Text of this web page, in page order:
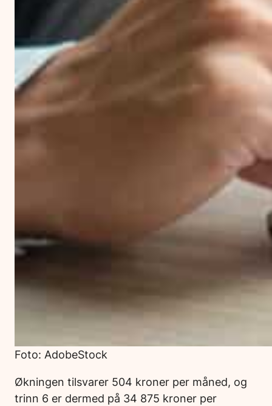
Foto: AdobeStock
Økningen tilsvarer 504 kroner per måned, og
trinn 6 er dermed på 34 875 kroner per